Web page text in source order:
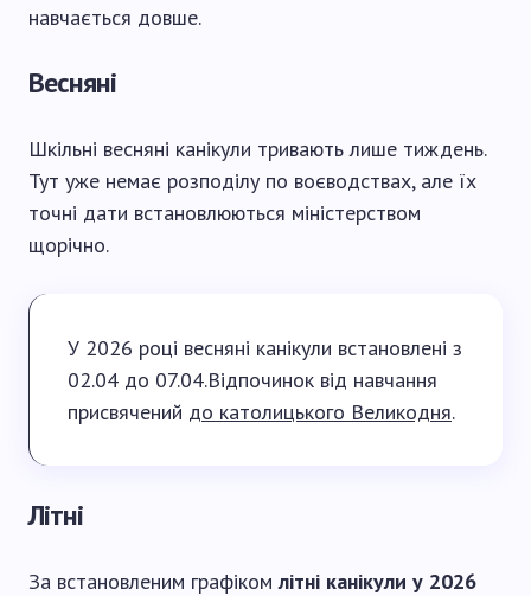
навчається довше.
Весняні
Шкільні весняні канікули тривають лише тиждень.
Тут уже немає розподілу по воєводствах, але їх
точні дати встановлюються міністерством
щорічно.
У 2026 році весняні канікули встановлені з
02.04 до 07.04.Відпочинок від навчання
присвячений до католицького Великодня.
Літні
За встановленим графікомлітні канікули у 2026